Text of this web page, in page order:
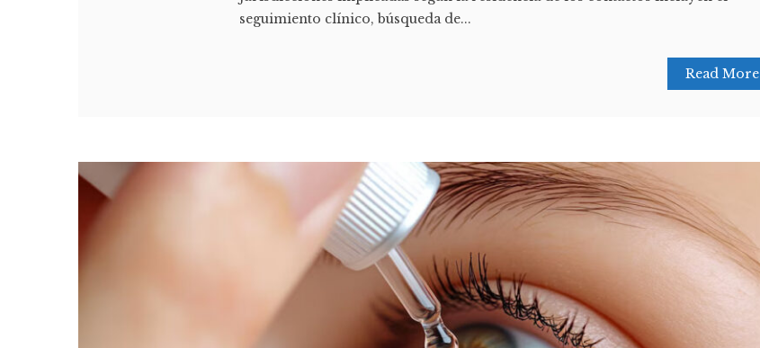
seguimiento clínico, búsqueda de...
Read More